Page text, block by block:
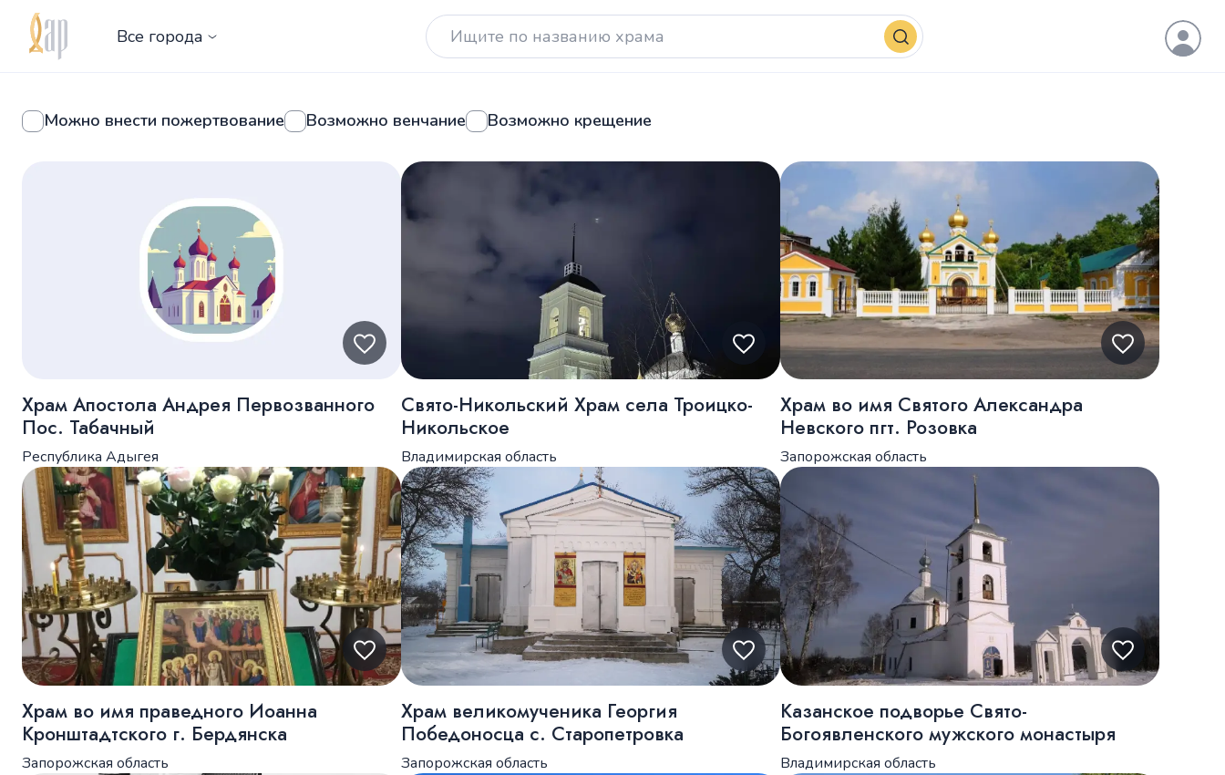
Все города
Можно внести пожертвование Возможно венчание Возможно крещение
Храм Апостола Андрея Первозванного
Пос. Табачный
Республика Адыгея
Свято-Никольский Храм села Троицко-
Никольское
Владимирская область
Храм во имя Святого Александра
Невского пгт. Розовка
Запорожская область
Храм во имя праведного Иоанна
Кронштадтского г. Бердянска
Запорожская область
Храм великомученика Георгия
Победоносца с. Старопетровка
Запорожская область
Казанское подворье Свято-
Богоявленского мужского монастыря
Владимирская область